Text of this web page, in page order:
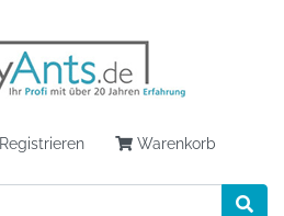
Registrieren Warenkorb